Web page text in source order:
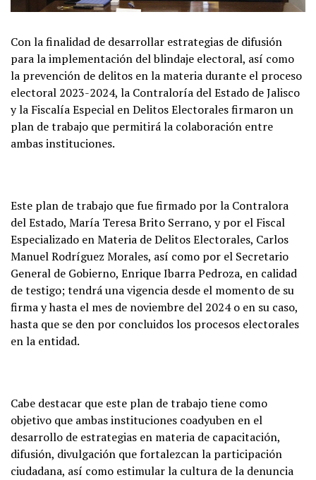
Con la finalidad de desarrollar estrategias de difusión
para la implementación del blindaje electoral, así como
la prevención de delitos en la materia durante el proceso
electoral 2023-2024, la Contraloría del Estado de Jalisco
y la Fiscalía Especial en Delitos Electorales firmaron un
plan de trabajo que permitirá la colaboración entre
ambas instituciones.
Este plan de trabajo que fue firmado por la Contralora
del Estado, María Teresa Brito Serrano, y por el Fiscal
Especializado en Materia de Delitos Electorales, Carlos
Manuel Rodríguez Morales, así como por el Secretario
General de Gobierno, Enrique Ibarra Pedroza, en calidad
de testigo; tendrá una vigencia desde el momento de su
firma y hasta el mes de noviembre del 2024 o en su caso,
hasta que se den por concluidos los procesos electorales
en la entidad.
Cabe destacar que este plan de trabajo tiene como
objetivo que ambas instituciones coadyuben en el
desarrollo de estrategias en materia de capacitación,
difusión, divulgación que fortalezcan la participación
ciudadana, así como estimular la cultura de la denuncia